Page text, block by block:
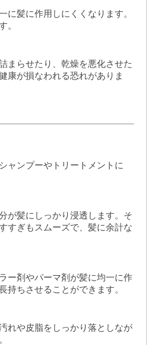
に髪に作用しにくくなります。
。
まらせたり、乾燥を悪化させた
康が損なわれる恐れがありま
ャンプーやトリートメントに
が髪にしっかり浸透します。そ
すぎもスムーズで、髪に余計な
ー剤やパーマ剤が髪に均一に作
持ちさせることができます。
れや皮脂をしっかり落としなが